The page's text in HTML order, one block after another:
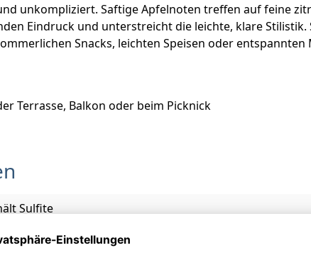
unkompliziert. Saftige Apfelnoten treffen auf feine
Eindruck und unterstreicht die leichte, klare
Snacks, leichten Speisen oder
Terrasse, Balkon oder beim Picknick
Sulfite
Rheingau Riesling (SULFITE), 40% Tafelwasser mit